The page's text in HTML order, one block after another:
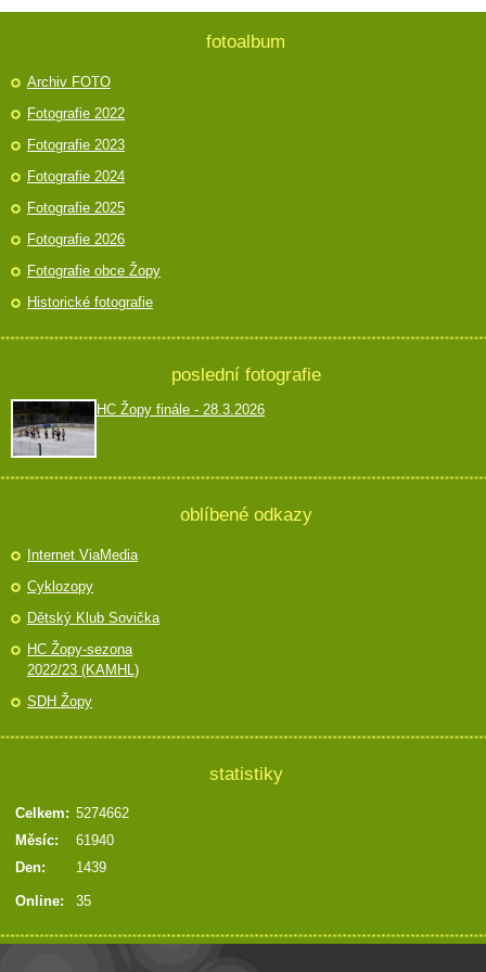
fotoalbum
Archiv FOTO
Fotografie 2022
Fotografie 2023
Fotografie 2024
Fotografie 2025
Fotografie 2026
Fotografie obce Žopy
Historické fotografie
poslední fotografie
HC Žopy finále - 28.3.2026
oblíbené odkazy
Internet ViaMedia
Cyklozopy
Dětský Klub Sovička
HC Žopy-sezona
2022/23 (KAMHL)
SDH Žopy
statistiky
Online: 35
Celkem: 5274662
Měsíc:
61940
Den:
1439